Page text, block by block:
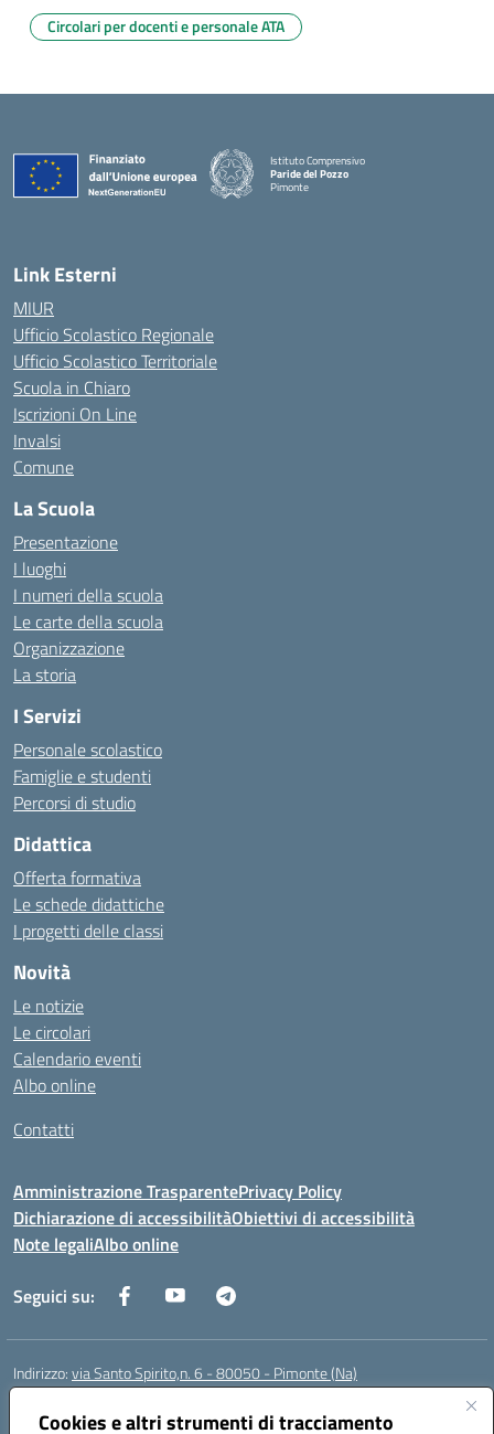
Cookies e altri strumenti di tracciamento
Circolari per docenti e personale ATA
Istituto Comprensivo
Paride del Pozzo
Pimonte
Link Esterni
MIUR
Ufficio Scolastico Regionale
Ufficio Scolastico Territoriale
Scuola in Chiaro
Iscrizioni On Line
Invalsi
Comune
La Scuola
Presentazione
I luoghi
I numeri della scuola
Le carte della scuola
Organizzazione
La storia
I Servizi
Personale scolastico
Famiglie e studenti
Percorsi di studio
Didattica
Offerta formativa
Le schede didattiche
I progetti delle classi
Novità
Le notizie
Le circolari
Calendario eventi
Albo online
Contatti
Amministrazione TrasparentePrivacy Policy
Dichiarazione di accessibilitàObiettivi di accessibilità
Note legaliAlbo online
Seguici su:
Indirizzo:via Santo Spirito,n. 6 - 80050 - Pimonte (Na)
Centralino:
Posta elettronica certificata (PEC):naic86400x@pec.istruzione.it